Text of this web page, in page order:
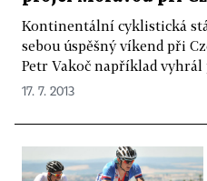
Kontinentální cyklistická
sebou úspěšný víkend při
Petr Vakoč například vyhrál
17. 7. 2013